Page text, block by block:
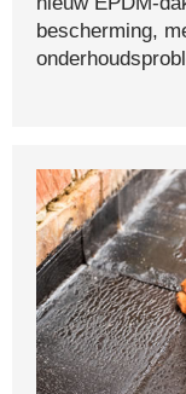
bescherming,